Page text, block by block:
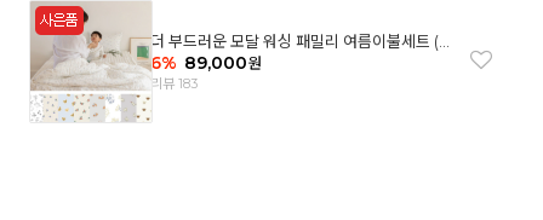
더 부드러운 모달 워싱 패밀리 여름이불세트 (8
컬러)
6% 89,000원
리뷰 183